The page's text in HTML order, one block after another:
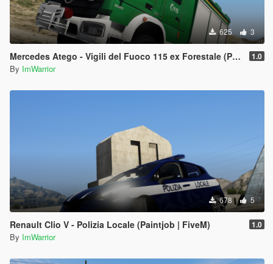
625 3
Mercedes Atego - Vigili del Fuoco 115 ex Forestale (Paintjob | FiveM) 1.0
By ImWarrior
678 5
Renault Clio V - Polizia Locale (Paintjob | FiveM) 1.0
By ImWarrior